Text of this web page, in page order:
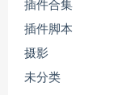
插件合集
插件脚本
摄影
未分类